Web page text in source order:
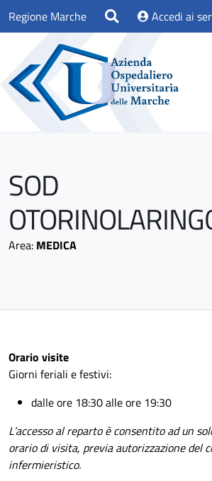
Regione Marche Accedi ai
SOD
Area: MEDICA
Orario visite
Giorni feriali e festivi:
dalle ore 18:30 alle ore 19:30
L’accesso al reparto è consentito ad un
orario di visita, previa autorizzazione del
infermieristico.